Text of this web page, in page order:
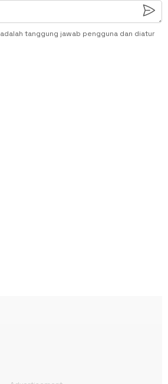
tanggung jawab pengguna dan diatur